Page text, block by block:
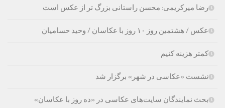
رضا میرکریمی: محسن راستانی بزرگ تر از عکس است
عکس / هشتمین روز ۱۰ روز با عکاسان / وحید حسامیان
کمتر هزینه کنیم
نشست «عکاسی در شهر» برگزار شد
بحث نمایندگان سایت‌های عکاسی در «ده روز با عکاسان»